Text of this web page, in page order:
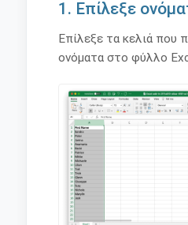
1. Επίλεξε
Επίλεξε τα κελιά που
ονόματα στο φύλλο